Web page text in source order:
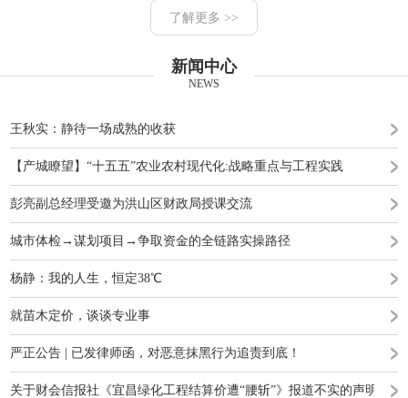
了解更多 >>
新闻中心
NEWS
王秋实：静待一场成熟的收获
【产城瞭望】“十五五”农业农村现代化:战略重点与工程实践
彭亮副总经理受邀为洪山区财政局授课交流
城市体检→谋划项目→争取资金的全链路实操路径
杨静：我的人生，恒定38℃
就苗木定价，谈谈专业事
严正公告 | 已发律师函，对恶意抹黑行为追责到底！
关于财会信报社《宜昌绿化工程结算价遭“腰斩”》报道不实的声明